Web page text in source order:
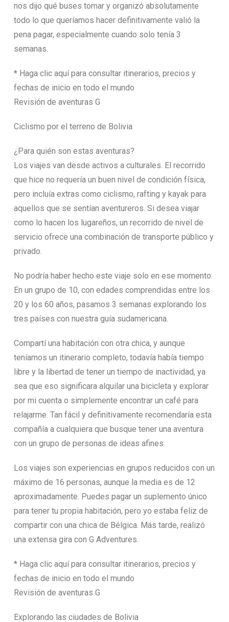
nos dijo qué buses tomar y organizó absolutamente
todo lo que queríamos hacer definitivamente valió la
pena pagar, especialmente cuando solo tenía 3
semanas.
* Haga clic aquí para consultar itinerarios, precios y
fechas de inicio en todo el mundo
Revisión de aventuras G
Ciclismo por el terreno de Bolivia
¿Para quién son estas aventuras?
Los viajes van desde activos a culturales. El recorrido
que hice no requería un buen nivel de condición física,
pero incluía extras como ciclismo, rafting y kayak para
aquellos que se sentían aventureros. Si desea viajar
como lo hacen los lugareños, un recorrido de nivel de
servicio ofrece una combinación de transporte público y
privado.
No podría haber hecho este viaje solo en ese momento.
En un grupo de 10, con edades comprendidas entre los
20 y los 60 años, pasamos 3 semanas explorando los
tres países con nuestra guía sudamericana.
Compartí una habitación con otra chica, y aunque
teníamos un itinerario completo, todavía había tiempo
libre y la libertad de tener un tiempo de inactividad, ya
sea que eso significara alquilar una bicicleta y explorar
por mi cuenta o simplemente encontrar un café para
relajarme. Tan fácil y definitivamente recomendaría esta
compañía a cualquiera que busque tener una aventura
con un grupo de personas de ideas afines.
Los viajes son experiencias en grupos reducidos con un
máximo de 16 personas, aunque la media es de 12
aproximadamente. Puedes pagar un suplemento único
para tener tu propia habitación, pero yo estaba feliz de
compartir con una chica de Bélgica. Más tarde, realizó
una extensa gira con G Adventures.
* Haga clic aquí para consultar itinerarios, precios y
fechas de inicio en todo el mundo
Revisión de aventuras G
Explorando las ciudades de Bolivia